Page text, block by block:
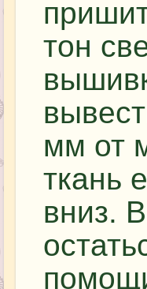
тон
мм от
ткань
вниз.